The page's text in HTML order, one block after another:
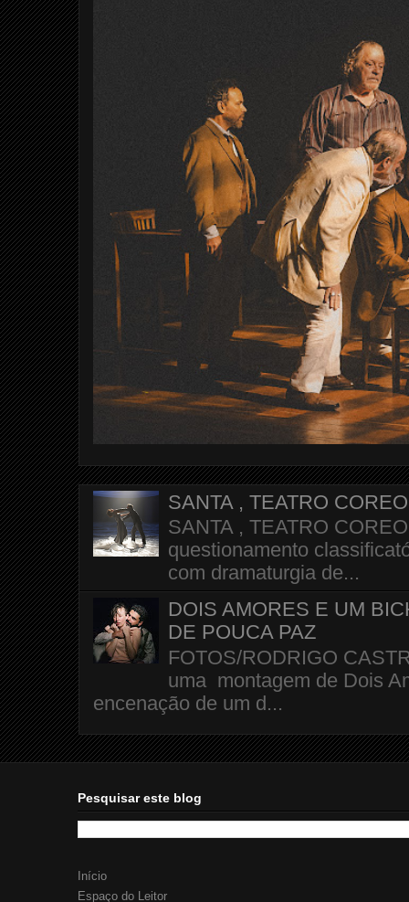
SANTA , TEATRO
SANTA , TEATRO
questionamento
com dramaturgia de...
DOIS AMORES E UM
DE POUCA PAZ
FOTOS/RODRIGO
uma montagem de Dois
encenação de um d...
Pesquisar este blog
Início
Espaço do Leitor